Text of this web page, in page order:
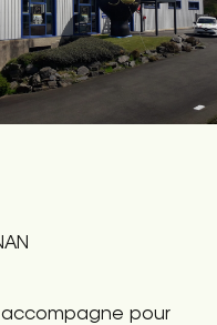
accompagne pour